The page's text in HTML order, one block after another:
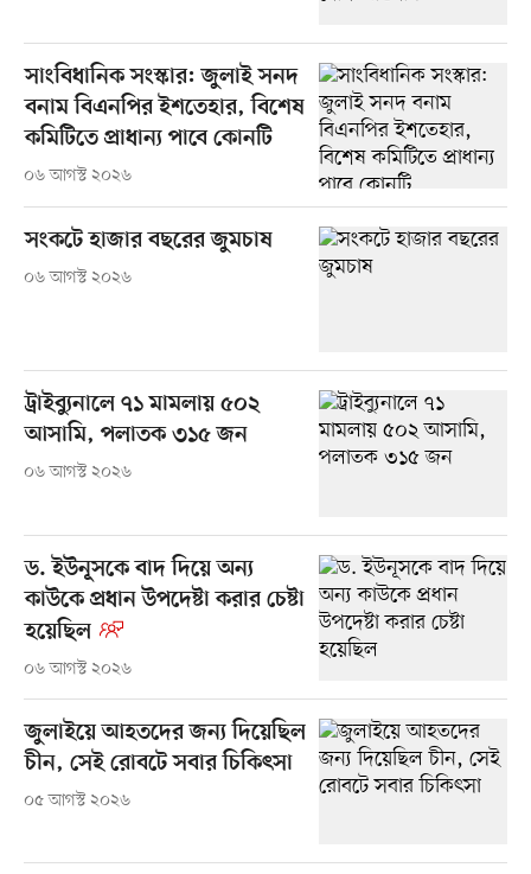
সাংবিধানিক সংস্কার: জুলাই সনদ
বনাম বিএনপির ইশতেহার, বিশেষ
কমিটিতে প্রাধান্য পাবে কোনটি
০৬ আগস্ট ২০২৬
সংকটে হাজার বছরের জুমচাষ
০৬ আগস্ট ২০২৬
ট্রাইব্যুনালে ৭১ মামলায় ৫০২
আসামি, পলাতক ৩১৫ জন
০৬ আগস্ট ২০২৬
ড. ইউনূসকে বাদ দিয়ে অন্য
কাউকে প্রধান উপদেষ্টা করার চেষ্টা
হয়েছিল
০৬ আগস্ট ২০২৬
জুলাইয়ে আহতদের জন্য দিয়েছিল
চীন, সেই রোবটে সবার চিকিৎসা
০৫ আগস্ট ২০২৬